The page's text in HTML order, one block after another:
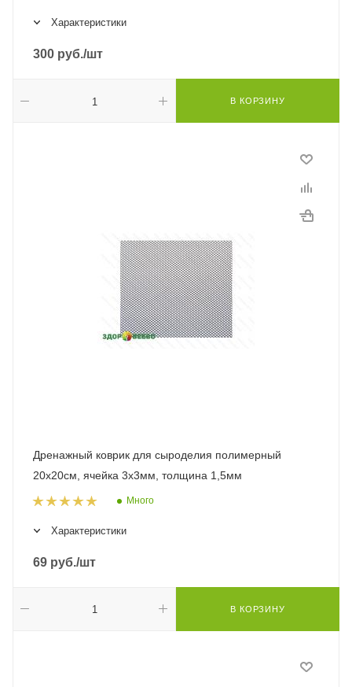
Характеристики
300 руб./шт
В КОРЗИНУ
Дренажный коврик для сыроделия полимерный
20х20см, ячейка 3х3мм, толщина 1,5мм
Много
Характеристики
69 руб./шт
В КОРЗИНУ